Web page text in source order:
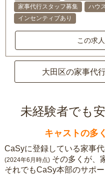
家事代行スタッフ募集
ハウ
インセンティブあり
この求
大田区の家事代
未経験者でも
キャストの多
CaSyに登録している家事
(2024年6月時点) その多くが、
それでもCaSy本部のサポ